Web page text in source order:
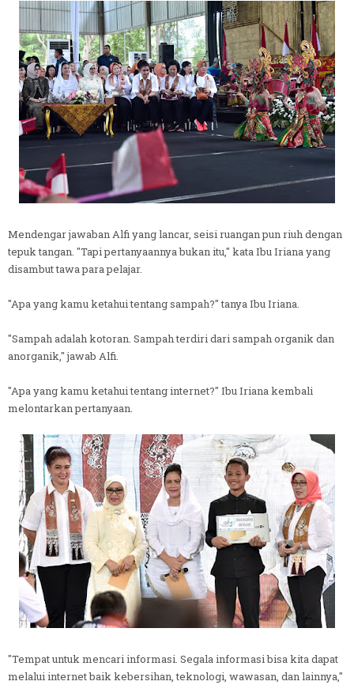
Mendengar jawaban Alfi yang lancar, seisi ruangan pun riuh dengan
tepuk tangan. "Tapi pertanyaannya bukan itu," kata Ibu Iriana yang
disambut tawa para pelajar.
"Apa yang kamu ketahui tentang sampah?" tanya Ibu Iriana.
"Sampah adalah kotoran. Sampah terdiri dari sampah organik dan
anorganik," jawab Alfi.
"Apa yang kamu ketahui tentang internet?" Ibu Iriana kembali
melontarkan pertanyaan.
"Tempat untuk mencari informasi. Segala informasi bisa kita dapat
melalui internet baik kebersihan, teknologi, wawasan, dan lainnya,"